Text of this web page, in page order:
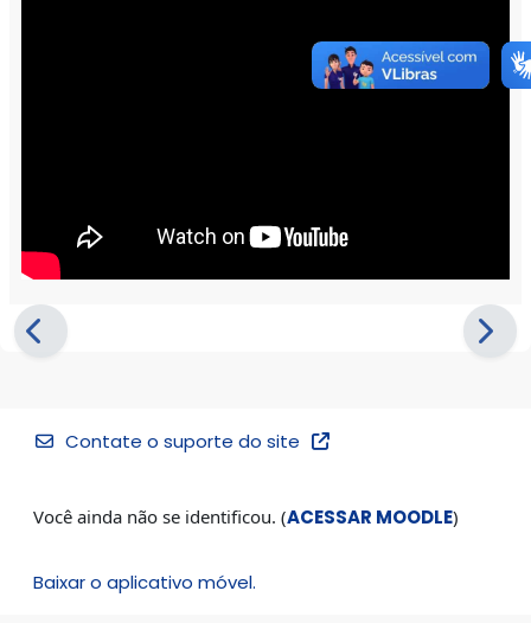
Contate o suporte do site
Você ainda não se identificou. (ACESSAR MOODLE)
Baixar o aplicativo móvel.